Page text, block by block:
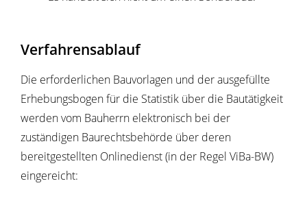
Verfahrensablauf
Die erforderlichen Bauvorlagen und der ausgefüllte
Erhebungsbogen für die Statistik über die Bautätigkeit
werden vom Bauherrn elektronisch bei der
zuständigen Baurechtsbehörde über deren
bereitgestellten Onlinedienst (in der Regel ViBa-BW)
eingereicht: